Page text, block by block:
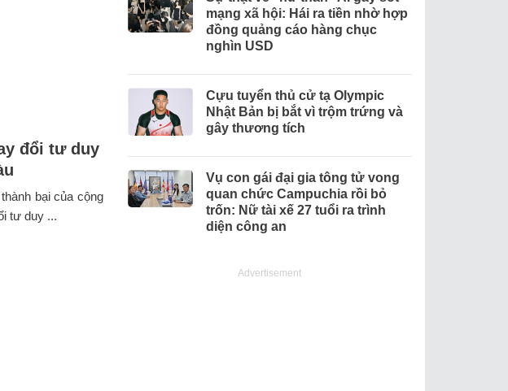
đổi tư duy
bại của cộng
tư duy ...
mạng xã hội: Hái ra tiền nhờ hợp
đồng quảng cáo hàng chục
nghìn USD
Cựu tuyển thủ cử tạ Olympic
Nhật Bản bị bắt vì trộm trứng và
gây thương tích
Vụ con gái đại gia tông tử vong
quan chức Campuchia rồi bỏ
trốn: Nữ tài xế 27 tuổi ra trình
diện công an
Advertisement